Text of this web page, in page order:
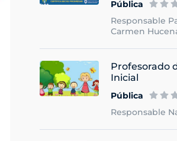
Pública
Responsable
Carmen
Profesorado
Inicial
Pública
Responsable